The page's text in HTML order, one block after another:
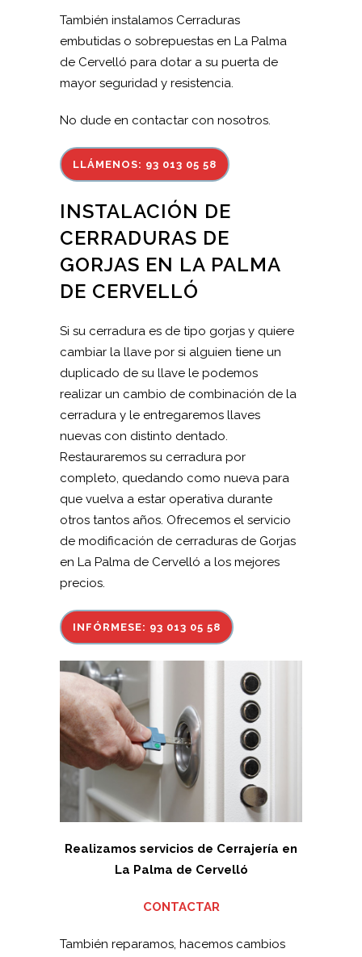
También instalamos Cerraduras
embutidas o sobrepuestas en La Palma
de Cervelló para dotar a su puerta de
mayor seguridad y resistencia.
No dude en contactar con nosotros.
LLÁMENOS: 93 013 05 58
INSTALACIÓN DE
CERRADURAS DE
GORJAS EN LA PALMA
DE CERVELLÓ
Si su cerradura es de tipo gorjas y quiere
cambiar la llave por si alguien tiene un
duplicado de su llave le podemos
realizar un cambio de combinación de la
cerradura y le entregaremos llaves
nuevas con distinto dentado.
Restauraremos su cerradura por
completo, quedando como nueva para
que vuelva a estar operativa durante
otros tantos años. Ofrecemos el servicio
de modificación de cerraduras de Gorjas
en La Palma de Cervelló a los mejores
precios.
INFÓRMESE: 93 013 05 58
Realizamos servicios de Cerrajería en
La Palma de Cervelló
CONTACTAR
También reparamos, hacemos cambios